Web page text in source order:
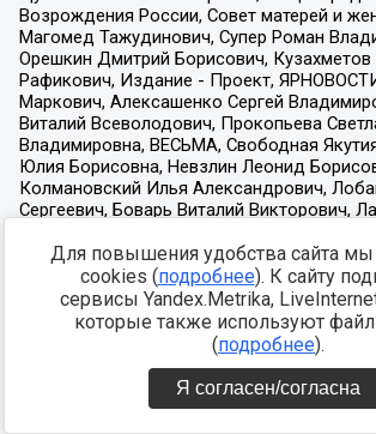
Для повышения удобства сайта
cookies (подробнее). К сайту
сервисы Yandex.Metrika,
которые также используют
(подробнее).
Я согласен/согласна